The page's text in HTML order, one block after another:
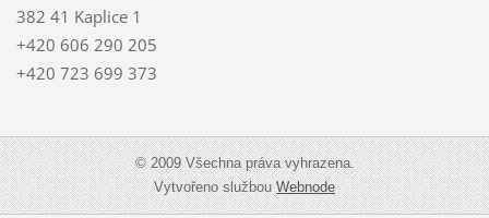
382 41 Kaplice 1
+420 606 290 205
+420 723 699 373
© 2009 Všechna práva vyhrazena.
Vytvořeno službouWebnode